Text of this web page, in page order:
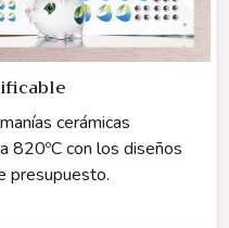
cerámicas
820ºC con los diseños
presupuesto.